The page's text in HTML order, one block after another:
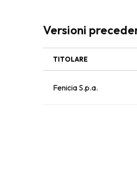
Versioni
TITOLARE
Fenicia S.p.a.